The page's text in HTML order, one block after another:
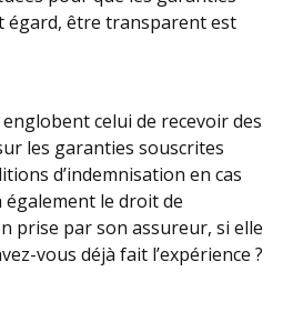
égard, être transparent est
celui de recevoir des
les garanties souscrites
d’indemnisation en cas
également le droit de
prise par son assureur, si elle
vous déjà fait l’expérience ?